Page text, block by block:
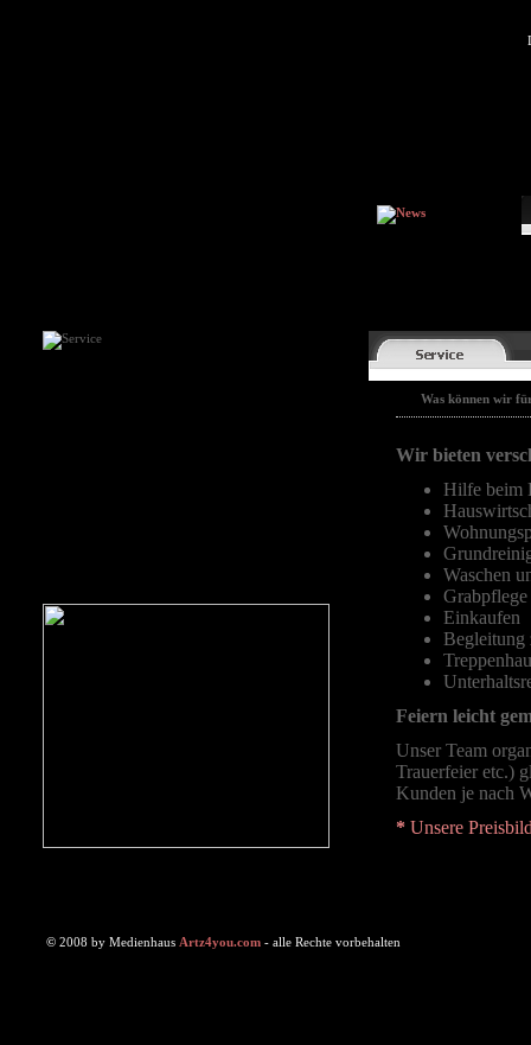
Was können wir
Wir bieten
Hilfe beim
Waschen
Grabpflege
Einkaufen
Begleitung
Feiern leicht
Unser Team
Trauerfeier etc.)
Kunden je nach
*Unsere
© 2008 by Medienhaus Artz4you.com - alle Rechte vorbehalten